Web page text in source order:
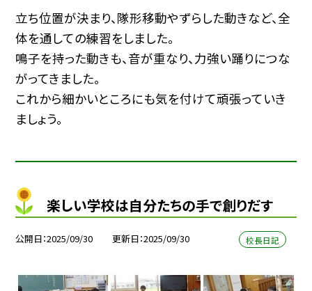
立ち位置が決まり、隊形移動やずらした動きなど、全
体を通しての練習をしました。
鳴子を持った動きも、音が重なり、力強い踊りにつな
がってきました。
これから細かいところにも気を付けて頑張っていき
ましょう。
楽しい学校は自分たちの手で創りだす
公開日 2025/09/30 更新日 2025/09/30 校長日記